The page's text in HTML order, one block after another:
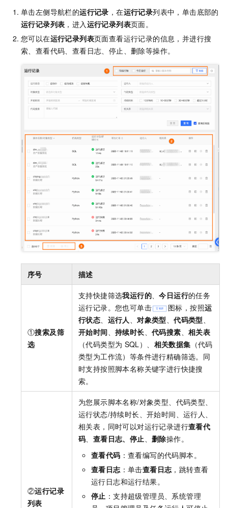
单击左侧导航栏的运行记录 ，在运行记录列表中，单击底部的
运行记录列表 ，进入运行记录列表页面。
您可以在运行记录列表页面查看运行记录的信息，并进行搜
索、查看代码、查看日志、停止、删除等操作。
序号 描述
①搜索及筛
选
支持快捷筛选我运行的、今日运行的任务
运行记录。您也可单击
图标，按照运
行状态、 运行人、对象类型、代码类型、
开始时间、持续时长、代码搜素、相关表
（代码类型为 SQL）、 相关数据集 （代码
类型为工作流）等条件进行精确筛选。同
时支持按照脚本名称关键字进行快捷搜
索。
②运行记录
列表
为您展示脚本名称/对象类型、代码类型、
运行状态/持续时长、开始时间、运行人、
相关表，同时可以对运行记录进行查看代
码、 查看日志、 停止、删除操作。
查看代码 ：查看编写的代码脚本。
查看日志：单击查看日志，跳转查看
运行日志和运行结果。
停止 ：支持超级管理员、系统管理